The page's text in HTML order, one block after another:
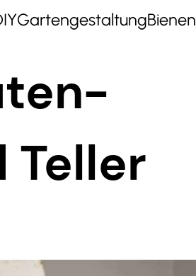
GartengestaltungBienen
Teller